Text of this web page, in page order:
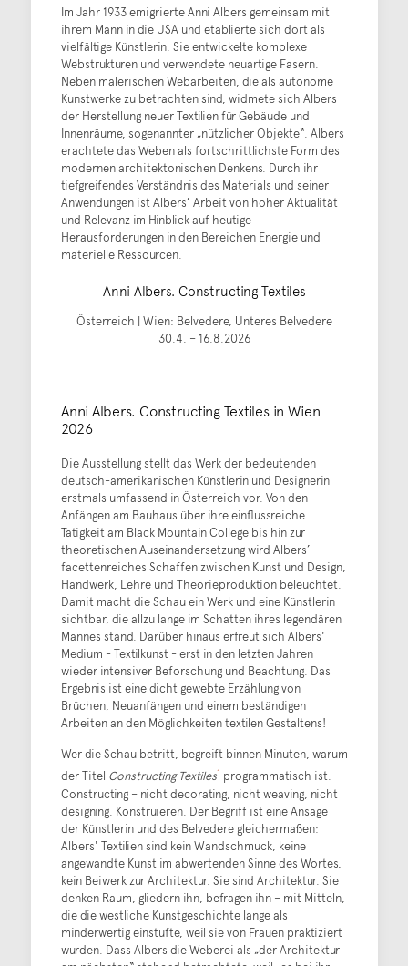
Im Jahr 1933 emigrierte Anni Albers gemeinsam mit
ihrem Mann in die USA und etablierte sich dort als
vielfältige Künstlerin. Sie entwickelte komplexe
Webstrukturen und verwendete neuartige Fasern.
Neben malerischen Webarbeiten, die als autonome
Kunstwerke zu betrachten sind, widmete sich Albers
der Herstellung neuer Textilien für Gebäude und
Innenräume, sogenannter „nützlicher Objekte“. Albers
erachtete das Weben als fortschrittlichste Form des
modernen architektonischen Denkens. Durch ihr
tiefgreifendes Verständnis des Materials und seiner
Anwendungen ist Albers’ Arbeit von hoher Aktualität
und Relevanz im Hinblick auf heutige
Herausforderungen in den Bereichen Energie und
materielle Ressourcen.
Anni Albers. Constructing Textiles
Österreich | Wien: Belvedere, Unteres Belvedere
30.4. – 16.8.2026
Anni Albers. Constructing Textiles in Wien
2026
Die Ausstellung stellt das Werk der bedeutenden
deutsch-amerikanischen Künstlerin und Designerin
erstmals umfassend in Österreich vor. Von den
Anfängen am Bauhaus über ihre einflussreiche
Tätigkeit am Black Mountain College bis hin zur
theoretischen Auseinandersetzung wird Albers’
facettenreiches Schaffen zwischen Kunst und Design,
Handwerk, Lehre und Theorieproduktion beleuchtet.
Damit macht die Schau ein Werk und eine Künstlerin
sichtbar, die allzu lange im Schatten ihres legendären
Mannes stand. Darüber hinaus erfreut sich Albers'
Medium - Textilkunst - erst in den letzten Jahren
wieder intensiver Beforschung und Beachtung. Das
Ergebnis ist eine dicht gewebte Erzählung von
Brüchen, Neuanfängen und einem beständigen
Arbeiten an den Möglichkeiten textilen Gestaltens!
Wer die Schau betritt, begreift binnen Minuten, warum
der Titel Constructing Textiles1 programmatisch ist.
Constructing – nicht decorating, nicht weaving, nicht
designing. Konstruieren. Der Begriff ist eine Ansage
der Künstlerin und des Belvedere gleichermaßen:
Albers' Textilien sind kein Wandschmuck, keine
angewandte Kunst im abwertenden Sinne des Wortes,
kein Beiwerk zur Architektur. Sie sind Architektur. Sie
denken Raum, gliedern ihn, befragen ihn – mit Mitteln,
die die westliche Kunstgeschichte lange als
minderwertig einstufte, weil sie von Frauen praktiziert
wurden. Dass Albers die Weberei als „der Architektur